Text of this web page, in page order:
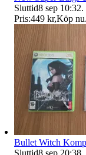
Sluttid8 sep 10:32.
Pris:449 kr,Köp nu.
Bullet Witch
Sluttid8 sep 20:38.